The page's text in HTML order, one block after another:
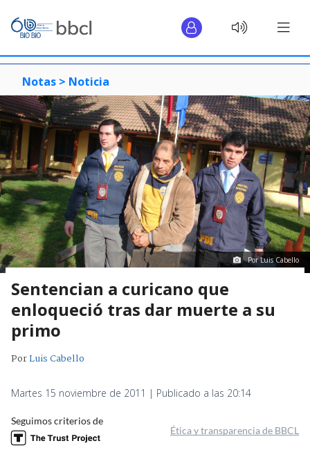
Notas > Noticia
Por Luis Cabello
Sentencian a curicano que
enloqueció tras dar muerte a su
primo
PorLuis Cabello
Martes 15 noviembre de 2011 | Publicado a las 20:14
Seguimos criterios de
Ética y transparencia de BBCL